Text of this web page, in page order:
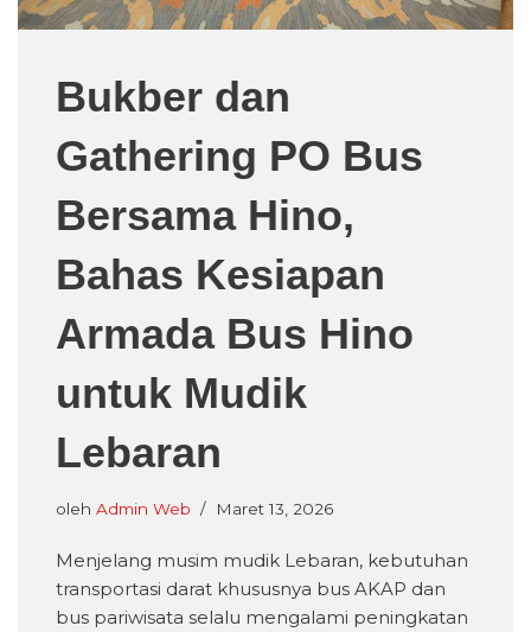
Bukber dan
Gathering PO Bus
Bersama Hino,
Bahas Kesiapan
Armada Bus Hino
untuk Mudik
Lebaran
oleh Admin Web Maret 13, 2026
Menjelang musim mudik Lebaran, kebutuhan
transportasi darat khususnya bus AKAP dan
bus pariwisata selalu mengalami peningkatan